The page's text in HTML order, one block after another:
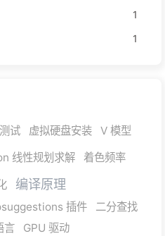
1
1
试 虚拟硬盘安装
V 模型
线性规划求解 着色频率
编译原理
插件
二分查找
言
GPU 驱动